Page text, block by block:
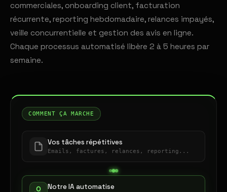
commerciales, onboarding client, facturation
récurrente, reporting hebdomadaire, relances impayés,
veille concurrentielle et gestion des avis en ligne.
Chaque processus automatisé libère 2 à 5 heures par
semaine.
COMMENT ÇA MARCHE
Vos tâches répétitives
Emails, factures, relances, reporting...
Notre IA automatise